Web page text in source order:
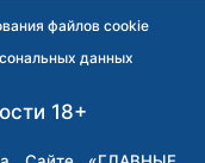
файлов cookie
данных
18+